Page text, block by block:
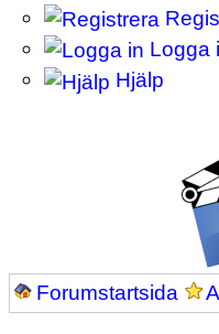
Logga
Hjälp
Forumstartsida